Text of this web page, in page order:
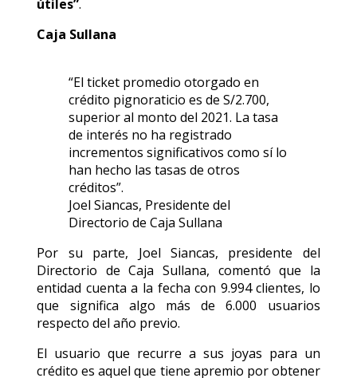
útiles”.
Caja Sullana
“El ticket promedio otorgado en
crédito pignoraticio es de S/2.700,
superior al monto del 2021. La tasa
de interés no ha registrado
incrementos significativos como sí lo
han hecho las tasas de otros
créditos”.
Joel Siancas, Presidente del
Directorio de Caja Sullana
Por su parte, Joel Siancas, presidente del
Directorio de Caja Sullana, comentó que la
entidad cuenta a la fecha con 9.994 clientes, lo
que significa algo más de 6.000 usuarios
respecto del año previo.
El usuario que recurre a sus joyas para un
crédito es aquel que tiene apremio por obtener